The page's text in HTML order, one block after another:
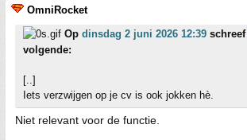
OmniRocket
Op dinsdag 2 juni 2026 12:39 schreef
volgende:
[..]
Iets verzwijgen op je cv is ook jokken hè.
Niet relevant voor de functie.